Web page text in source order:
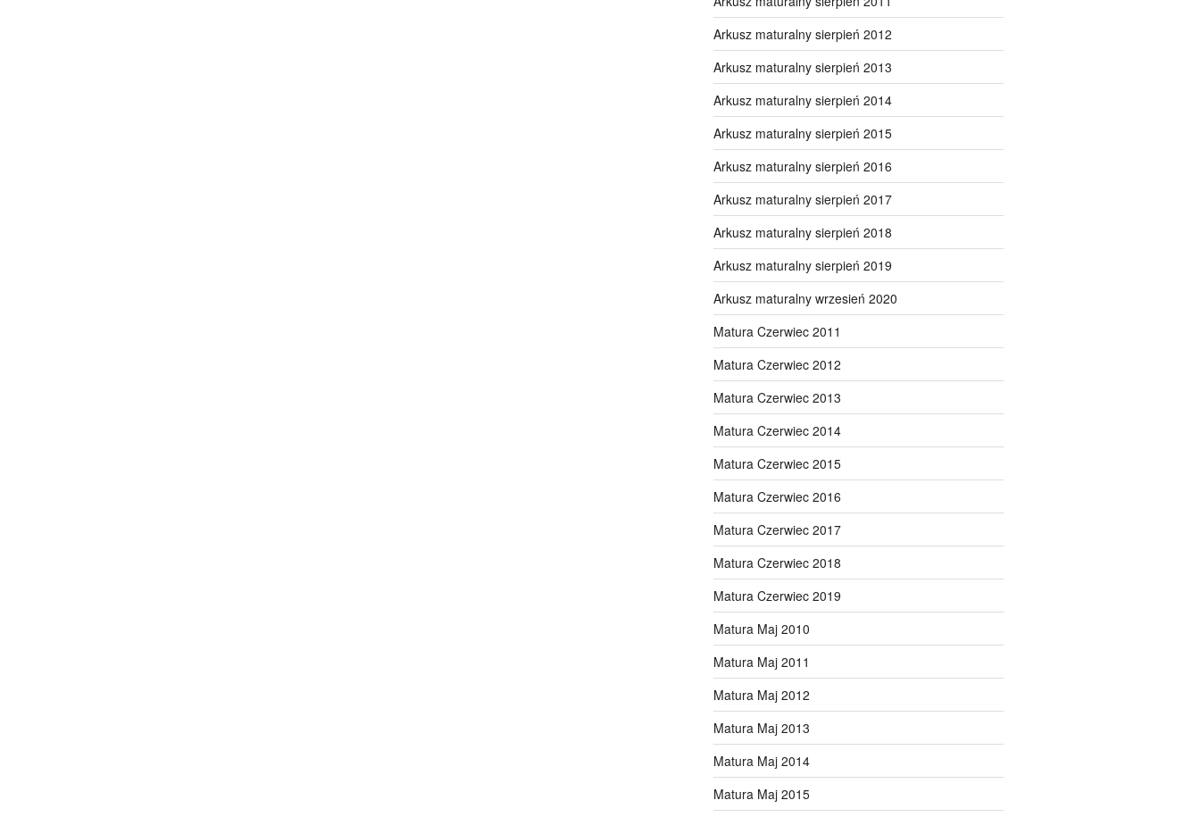
Arkusz maturalny sierpień 2012
Arkusz maturalny sierpień 2013
Arkusz maturalny sierpień 2014
Arkusz maturalny sierpień 2015
Arkusz maturalny sierpień 2016
Arkusz maturalny sierpień 2017
Arkusz maturalny sierpień 2018
Arkusz maturalny sierpień 2019
Arkusz maturalny wrzesień 2020
Matura Czerwiec 2011
Matura Czerwiec 2012
Matura Czerwiec 2013
Matura Czerwiec 2014
Matura Czerwiec 2015
Matura Czerwiec 2016
Matura Czerwiec 2017
Matura Czerwiec 2018
Matura Czerwiec 2019
Matura Maj 2010
Matura Maj 2011
Matura Maj 2012
Matura Maj 2013
Matura Maj 2014
Matura Maj 2015